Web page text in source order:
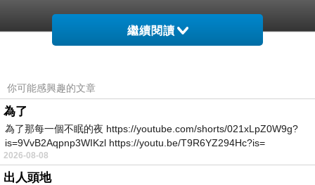
繼續閱讀
你可能感興趣的文章
為了
為了那每一個不眠的夜 https://youtube.com/shorts/021xLpZ0W9g?
is=9VvB2Aqpnp3WIKzl https://youtu.be/T9R6YZ294Hc?is=
2026-08-08
出人頭地